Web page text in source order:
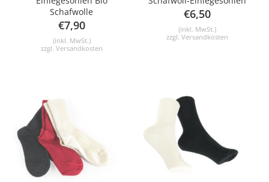
Schafwolle
€7,90
(inkl. MwSt.)
zzgl. Versandkosten
€6,50
(inkl. MwSt.)
zzgl.Versandkosten